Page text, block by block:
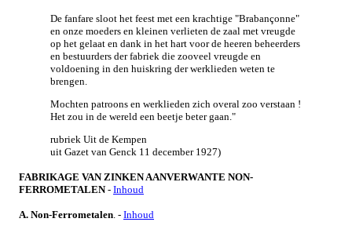
De fanfare sloot het feest met een krachtige "Brabançonne"
en onze moeders en kleinen verlieten de zaal met vreugde
op het gelaat en dank in het hart voor de heeren beheerders
en bestuurders der fabriek die zooveel vreugde en
voldoening in den huiskring der werklieden weten te
brengen.
Mochten patroons en werklieden zich overal zoo verstaan !
Het zou in de wereld een beetje beter gaan."
rubriek Uit de Kempen
uit Gazet van Genck 11 december 1927)
FABRIKAGE VAN ZINKEN AANVERWANTE NON-
FERROMETALEN- Inhoud
A. Non-Ferrometalen. - Inhoud